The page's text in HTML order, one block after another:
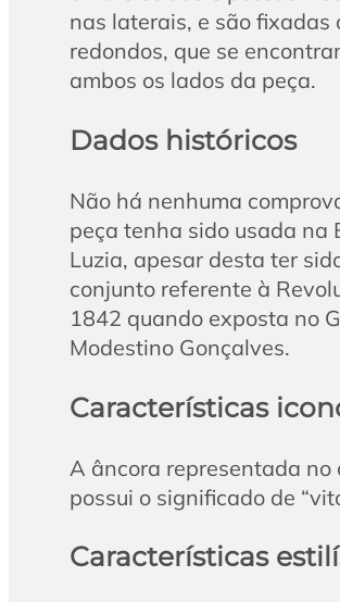
nas laterais, e são fixadas
redondos, que se
ambos os lados da peça.
Dados históricos
Não há nenhuma
peça tenha sido usada na
Luzia, apesar desta ter
conjunto referente à
1842 quando exposta no
Modestino Gonçalves.
Características
A âncora representada no
possui o significado de
Características